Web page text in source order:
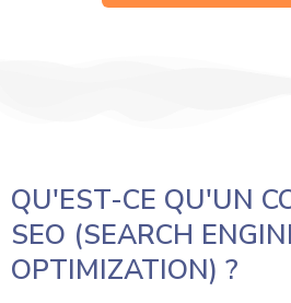
QU'EST-CE QU'UN
SEO (SEARCH
OPTIMIZATION) ?